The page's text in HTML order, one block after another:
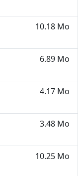
10.18 Mo
6.89 Mo
4.17 Mo
3.48 Mo
10.25 Mo